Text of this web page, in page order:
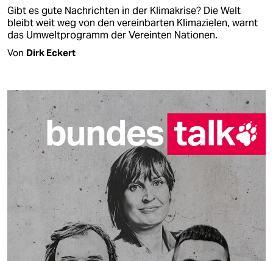
Gibt es gute Nachrichten in der Klimakrise? Die Welt
bleibt weit weg von den vereinbarten Klimazielen, warnt
das Umweltprogramm der Vereinten Nationen.
Von Dirk Eckert